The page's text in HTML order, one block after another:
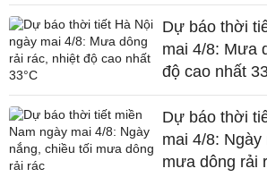
Dự báo thời
mai 4/8: Mưa
độ cao nhất
Dự báo thời
mai 4/8: Ngày
mưa dông rải